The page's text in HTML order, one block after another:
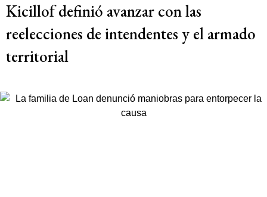
Kicillof definió avanzar con las
reelecciones de intendentes y el armado
territorial